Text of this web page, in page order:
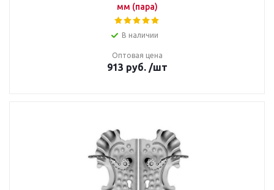
мм (пара)
В наличии
Оптовая цена
913 руб. /шт